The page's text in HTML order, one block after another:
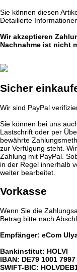
Sie können diesen
Detailierte
Wir akzeptieren
Nachnahme ist nicht
Sicher
Wir sind PayPal
Sie können bei uns
Lastschrift oder per
bewährte
zur Verfügung steht.
Zahlung mit PayPal.
in der Regel innerhalb
weiter bearbeitet.
Vorkasse
Wenn Sie die
Betrag bitte nach
Empfänger: eCom
Bankinstitut: HOLVI
IBAN: DE79 1001
SWIFT-BIC: